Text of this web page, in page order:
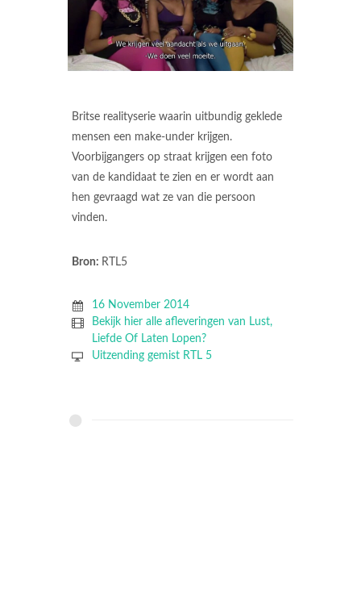
Britse realityserie waarin uitbundig geklede
mensen een make-under krijgen.
Voorbijgangers op straat krijgen een foto
van de kandidaat te zien en er wordt aan
hen gevraagd wat ze van die persoon
vinden.
Bron: RTL5
16 November 2014
Bekijk hier alle afleveringen van Lust,
Liefde Of Laten Lopen?
Uitzending gemist RTL 5